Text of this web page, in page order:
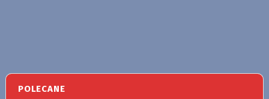
POLECANE